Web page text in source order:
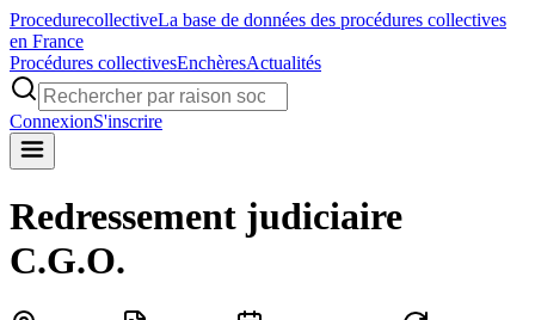
ProcedurecollectiveLa base de données des procédures collectives
en France
Procédures collectivesEnchèresActualités
ConnexionS'inscrire
Redressement judiciaire
C.G.O.